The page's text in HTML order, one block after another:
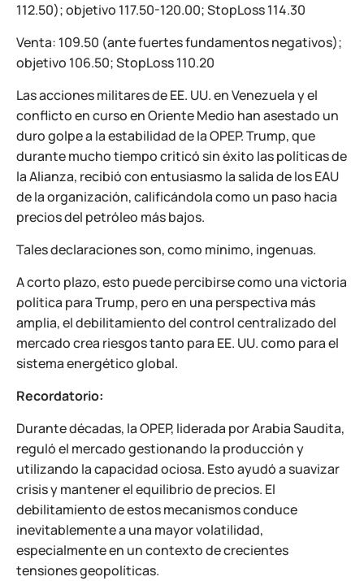
112.50); objetivo 117.50-120.00; StopLoss 114.30
Venta: 109.50 (ante fuertes fundamentos negativos);
objetivo 106.50; StopLoss 110.20
Las acciones militares de EE. UU. en Venezuela y el
conflicto en curso en Oriente Medio han asestado un
duro golpe a la estabilidad de la OPEP. Trump, que
durante mucho tiempo criticó sin éxito las políticas de
la Alianza, recibió con entusiasmo la salida de los EAU
de la organización, calificándola como un paso hacia
precios del petróleo más bajos.
Tales declaraciones son, como mínimo, ingenuas.
A corto plazo, esto puede percibirse como una victoria
política para Trump, pero en una perspectiva más
amplia, el debilitamiento del control centralizado del
mercado crea riesgos tanto para EE. UU. como para el
sistema energético global.
Recordatorio:
Durante décadas, la OPEP, liderada por Arabia Saudita,
reguló el mercado gestionando la producción y
utilizando la capacidad ociosa. Esto ayudó a suavizar
crisis y mantener el equilibrio de precios. El
debilitamiento de estos mecanismos conduce
inevitablemente a una mayor volatilidad,
especialmente en un contexto de crecientes
tensiones geopolíticas.